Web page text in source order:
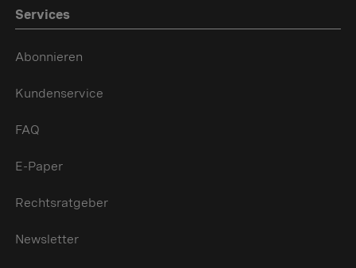
Services
Abonnieren
Kundenservice
FAQ
E-Paper
Rechtsratgeber
Newsletter